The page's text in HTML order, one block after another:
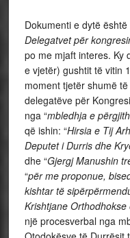
Dokumenti e dytë është
Delegatvet për
po me mjaft interes. Ky
e vjetër) gushtit të vitin
moment tjetër shumë
delegatëve për
nga “mbledhja e
që ishin: “Hirsia e Tij
Deputet i Durris dhe
dhe “Gjergj Manushin
“për me proponue,
kishtar të
Krishtjane Orthodhokse
një procesverbal nga